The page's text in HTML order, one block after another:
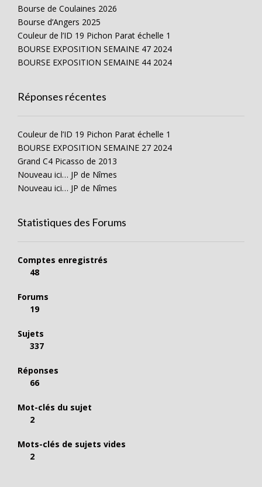
Bourse de Coulaines 2026
Bourse d’Angers 2025
Couleur de l’ID 19 Pichon Parat échelle 1
BOURSE EXPOSITION SEMAINE 47 2024
BOURSE EXPOSITION SEMAINE 44 2024
Réponses récentes
Couleur de l’ID 19 Pichon Parat échelle 1
BOURSE EXPOSITION SEMAINE 27 2024
Grand C4 Picasso de 2013
Nouveau ici… JP de Nîmes
Nouveau ici… JP de Nîmes
Statistiques des Forums
Comptes enregistrés
48
Forums
19
Sujets
337
Réponses
66
Mot-clés du sujet
2
Mots-clés de sujets vides
2